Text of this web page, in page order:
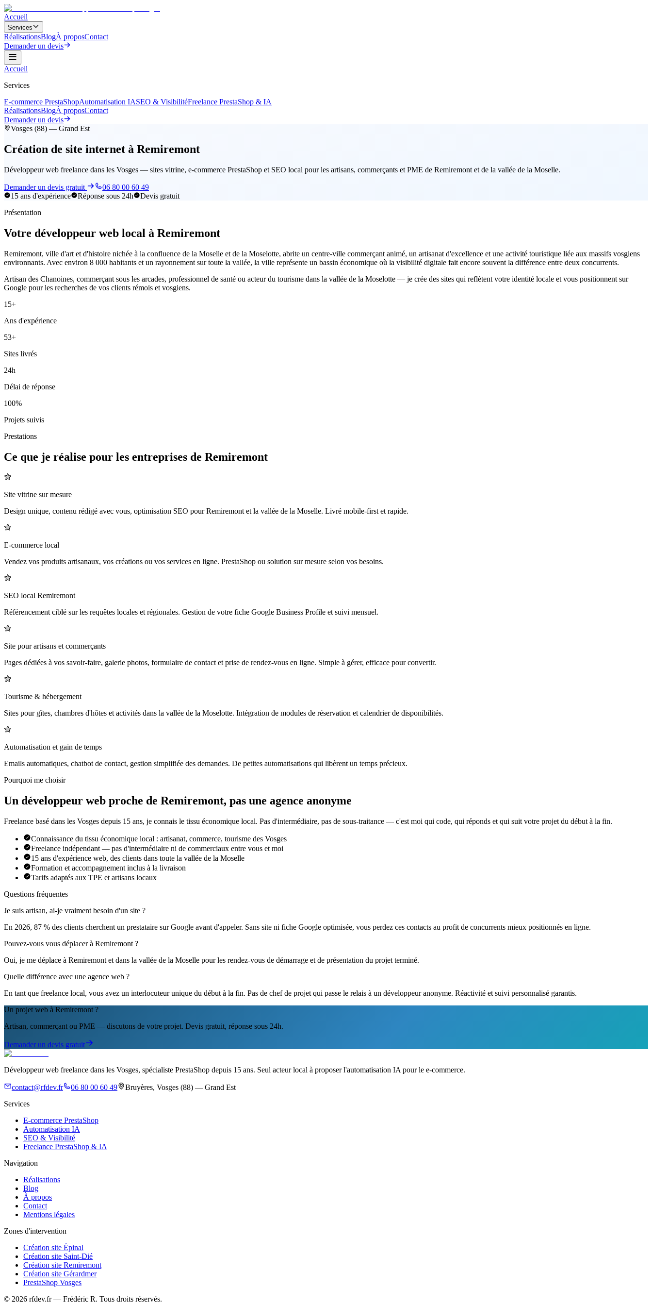
Accueil
Services
RéalisationsBlogÀ proposContact
Demander un devis
Accueil
Services
E-commerce PrestaShopAutomatisation IASEO & VisibilitéFreelance PrestaShop & IA
RéalisationsBlogÀ proposContact
Demander un devis
Vosges (88) — Grand Est
Création de site internet à Remiremont
Développeur web freelance dans les Vosges — sites vitrine, e-commerce PrestaShop et SEO local pour les artisans, commerçants et PME de Remiremont et de la vallée de la Moselle.
Demander un devis gratuit
06 80 00 60 49
15 ans d'expérience
Réponse sous 24h
Devis gratuit
Présentation
Votre développeur web local à Remiremont
Remiremont, ville d'art et d'histoire nichée à la confluence de la Moselle et de la Moselotte, abrite un centre-ville commerçant animé, un artisanat d'excellence et une activité touristique liée aux massifs vosgiens
environnants. Avec environ 8 000 habitants et un rayonnement sur toute la vallée, la ville représente un bassin économique où la visibilité digitale fait encore souvent la différence entre deux concurrents.
Artisan des Chanoines, commerçant sous les arcades, professionnel de santé ou acteur du tourisme dans la vallée de la Moselotte — je crée des sites qui reflètent votre identité locale et vous positionnent sur
Google pour les recherches de vos clients rémois et vosgiens.
15+
Ans d'expérience
53+
Sites livrés
24h
Délai de réponse
100%
Projets suivis
Prestations
Ce que je réalise pour les entreprises de Remiremont
Site vitrine sur mesure
Design unique, contenu rédigé avec vous, optimisation SEO pour Remiremont et la vallée de la Moselle. Livré mobile-first et rapide.
E-commerce local
Vendez vos produits artisanaux, vos créations ou vos services en ligne. PrestaShop ou solution sur mesure selon vos besoins.
SEO local Remiremont
Référencement ciblé sur les requêtes locales et régionales. Gestion de votre fiche Google Business Profile et suivi mensuel.
Site pour artisans et commerçants
Pages dédiées à vos savoir-faire, galerie photos, formulaire de contact et prise de rendez-vous en ligne. Simple à gérer, efficace pour convertir.
Tourisme & hébergement
Sites pour gîtes, chambres d'hôtes et activités dans la vallée de la Moselotte. Intégration de modules de réservation et calendrier de disponibilités.
Automatisation et gain de temps
Emails automatiques, chatbot de contact, gestion simplifiée des demandes. De petites automatisations qui libèrent un temps précieux.
Pourquoi me choisir
Un développeur web proche de Remiremont, pas une agence anonyme
Freelance basé dans les Vosges depuis 15 ans, je connais le tissu économique local. Pas d'intermédiaire, pas de sous-traitance — c'est moi qui code, qui réponds et qui suit votre projet du début à la fin.
Connaissance du tissu économique local : artisanat, commerce, tourisme des Vosges
Freelance indépendant — pas d'intermédiaire ni de commerciaux entre vous et moi
15 ans d'expérience web, des clients dans toute la vallée de la Moselle
Formation et accompagnement inclus à la livraison
Tarifs adaptés aux TPE et artisans locaux
Questions fréquentes
Je suis artisan, ai-je vraiment besoin d'un site ?
En 2026, 87 % des clients cherchent un prestataire sur Google avant d'appeler. Sans site ni fiche Google optimisée, vous perdez ces contacts au profit de concurrents mieux positionnés en ligne.
Pouvez-vous vous déplacer à Remiremont ?
Oui, je me déplace à Remiremont et dans la vallée de la Moselle pour les rendez-vous de démarrage et de présentation du projet terminé.
Quelle différence avec une agence web ?
En tant que freelance local, vous avez un interlocuteur unique du début à la fin. Pas de chef de projet qui passe le relais à un développeur anonyme. Réactivité et suivi personnalisé garantis.
Un projet web à Remiremont ?
Artisan, commerçant ou PME — discutons de votre projet. Devis gratuit, réponse sous 24h.
Demander un devis gratuit
Développeur web freelance dans les Vosges, spécialiste PrestaShop depuis 15 ans. Seul acteur local à proposer l'automatisation IA pour le e-commerce.
contact@rfdev.fr 06 80 00 60 49
Bruyères, Vosges (88) — Grand Est
Services
E-commerce PrestaShop
Automatisation IA
SEO & Visibilité
Freelance PrestaShop & IA
Navigation
Réalisations
Blog
À propos
Contact
Mentions légales
Zones d'intervention
Création site Épinal
Création site Saint-Dié
Création site Remiremont
Création site Gérardmer
PrestaShop Vosges
© 2026 rfdev.fr — Frédéric R. Tous droits réservés.